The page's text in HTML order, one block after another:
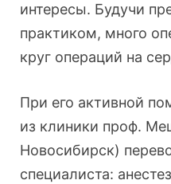
интересы. Бу­дучи
практиком, много
круг опера­ций на
При его активной
из клиники проф.
Новосибирск)
специалиста: